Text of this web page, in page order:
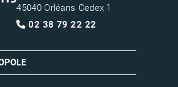
45040 Orléans Cedex 1
02 38 79 22 22